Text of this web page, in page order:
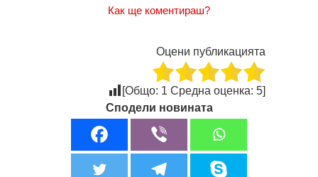
Как ще коментираш?
Оцени публикацията
[Общо: 1 Средна оценка: 5]
Сподели новината